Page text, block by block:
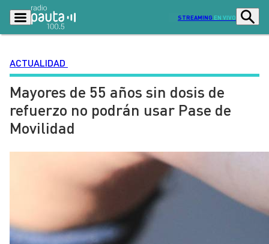
STREAMING EN VIVO
Podcasts Programas
Lo Último Actualidad
Ciudad
Tendencias
Opinión
Dato en Pauta
ACTUALIDAD
Mayores de 55 años sin dosis de
refuerzo no podrán usar Pase de
Movilidad